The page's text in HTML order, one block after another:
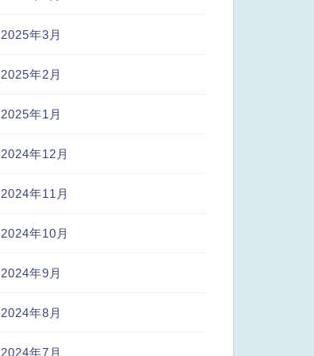
2025年3月
2025年2月
2025年1月
2024年12月
2024年11月
2024年10月
2024年9月
2024年8月
2024年7月